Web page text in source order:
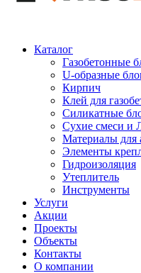
Каталог
Газобетонные
U-образные
Кирпич
Клей для
Силикатные
Сухие смеси
Материалы для
Элементы
Гидроизоляция
Утеплитель
Инструменты
Услуги
Акции
Проекты
Объекты
Контакты
О компании